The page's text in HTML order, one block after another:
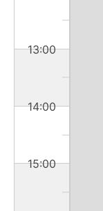
13:00
14:00
15:00